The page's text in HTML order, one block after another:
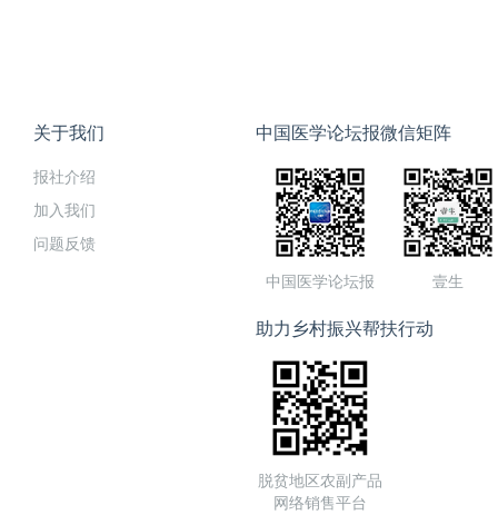
关于我们
报社介绍
加入我们
问题反馈
中国医学论坛报微信矩阵
中国医学论坛报 壹生
助力乡村振兴帮扶行动
脱贫地区农副产品
网络销售平台